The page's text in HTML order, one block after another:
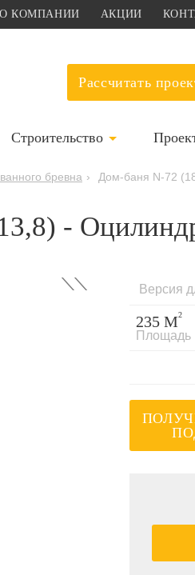
О КОМПАНИИ АКЦИИ
Рассчитать
Строительство
бревна › Дом-баня N-72
-
› Версия
235 М2
Площадь